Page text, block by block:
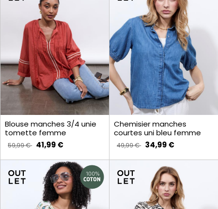
Blouse manches 3/4 unie
tomette femme
59,99 € 41,99 €
Chemisier manches
courtes uni bleu femme
49,99 € 34,99 €